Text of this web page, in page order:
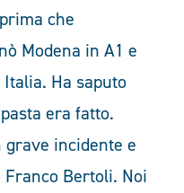
che
Modena in A1 e
Ha saputo
era fatto.
grave incidente e
Bertoli. Noi